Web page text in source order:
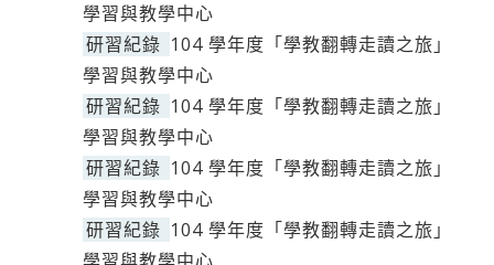
學習與教學中心
研習紀錄 104 學年度「學教翻轉走讀之旅」
學習與教學中心
研習紀錄 104 學年度「學教翻轉走讀之旅」
學習與教學中心
研習紀錄 104 學年度「學教翻轉走讀之旅」
學習與教學中心
研習紀錄 104 學年度「學教翻轉走讀之旅」